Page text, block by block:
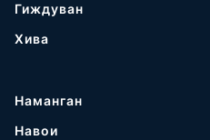
Гиждуван
Хива
Наманган
Навои